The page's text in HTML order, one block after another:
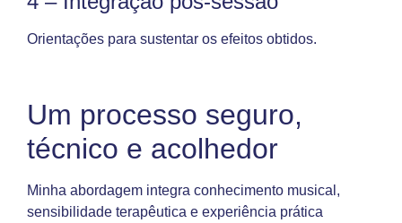
Orientações para sustentar os efeitos obtidos.
Um processo seguro,
técnico e acolhedor
Minha abordagem integra conhecimento musical,
sensibilidade terapêutica e experiência prática